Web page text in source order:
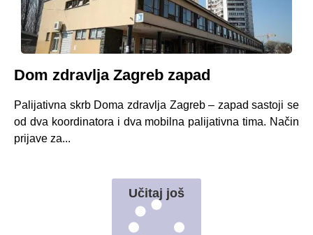
Dom zdravlja Zagreb zapad
Palijativna skrb Doma zdravlja Zagreb – zapad sastoji se
od dva koordinatora i dva mobilna palijativna tima. Način
prijave za...
Učitaj još